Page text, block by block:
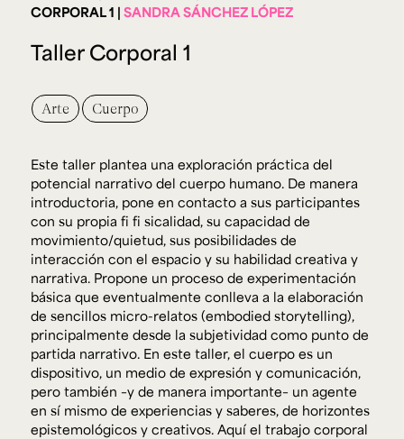
Reconocimiento como universidad: Decreto 1297 del 30
de mayo de 1964. Reconocimiento de personería jurídica:
Resolución 28 del 23 de febrero de 1949, Minjusticia.
Acreditación institucional de alta calidad, 10 años:
Resolución 000194 del 16 de enero del 2025.
Ext. 2626
Ext. 4925
Taller Corporal 1
CORPORAL 1
SANDRA SÁNCHEZ LÓPEZ
Arte Cuerpo
Este taller plantea una exploración práctica del
potencial narrativo del cuerpo humano. De manera
introductoria, pone en contacto a sus participantes
con su propia fi fi sicalidad, su capacidad de
movimiento/quietud, sus posibilidades de
interacción con el espacio y su habilidad creativa y
narrativa. Propone un proceso de experimentación
básica que eventualmente conlleva a la elaboración
de sencillos micro-relatos (embodied storytelling),
principalmente desde la subjetividad como punto de
partida narrativo. En este taller, el cuerpo es un
dispositivo, un medio de expresión y comunicación,
pero también –y de manera importante– un agente
en sí mismo de experiencias y saberes, de horizontes
epistemológicos y creativos. Aquí el trabajo corporal